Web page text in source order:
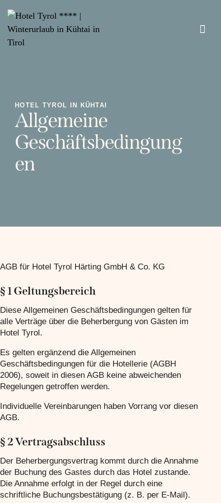
HOTEL TYROL IN KÜHTAI
Allgemeine
Geschäftsbedingung
en
AGB für Hotel Tyrol Härting GmbH & Co. KG
§ 1 Geltungsbereich
Diese Allgemeinen Geschäftsbedingungen gelten für
alle Verträge über die Beherbergung von Gästen im
Hotel Tyrol.
Es gelten ergänzend die Allgemeinen
Geschäftsbedingungen für die Hotellerie (AGBH
2006), soweit in diesen AGB keine abweichenden
Regelungen getroffen werden.
Individuelle Vereinbarungen haben Vorrang vor diesen
AGB.
§ 2 Vertragsabschluss
Der Beherbergungsvertrag kommt durch die Annahme
der Buchung des Gastes durch das Hotel zustande.
Die Annahme erfolgt in der Regel durch eine
schriftliche Buchungsbestätigung (z. B. per E-Mail).